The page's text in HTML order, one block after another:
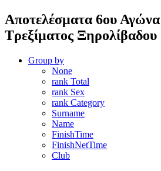
Αποτελέσματα 6ου
Τρεξίματος Ξηρολίβαδου
Group by
None
rank Total
rank Sex
rank Category
Surname
Name
FinishTime
FinishNetTime
Club